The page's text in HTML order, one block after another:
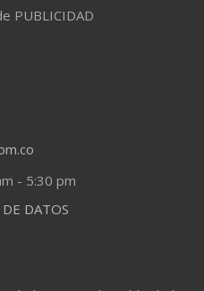
PUBLICIDAD
- 5:30 pm
DATOS